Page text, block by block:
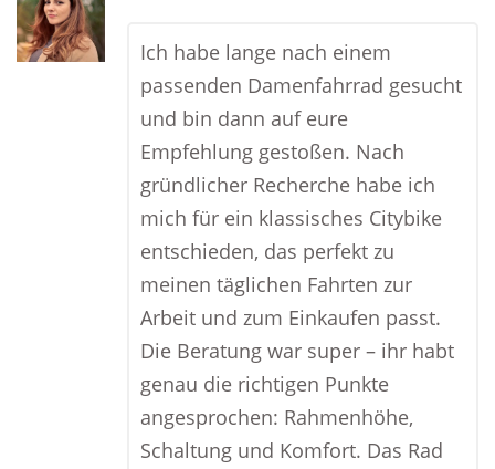
Ich habe lange nach einem
passenden Damenfahrrad gesucht
und bin dann auf eure
Empfehlung gestoßen. Nach
gründlicher Recherche habe ich
mich für ein klassisches Citybike
entschieden, das perfekt zu
meinen täglichen Fahrten zur
Arbeit und zum Einkaufen passt.
Die Beratung war super – ihr habt
genau die richtigen Punkte
angesprochen: Rahmenhöhe,
Schaltung und Komfort. Das Rad